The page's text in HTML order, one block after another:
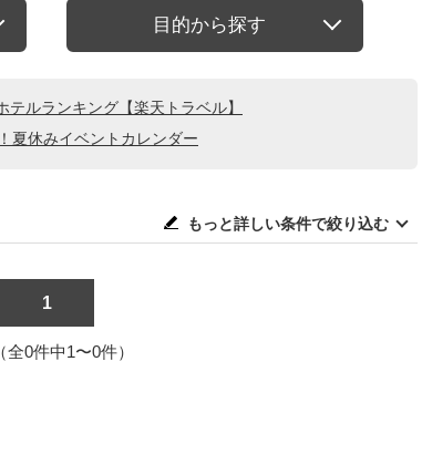
目的から探す
ルランキング【楽天トラベル】
夏休みイベントカレンダー
もっと詳しい条件で絞り込む
1
全0件中1〜0件）